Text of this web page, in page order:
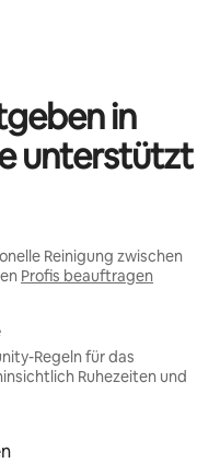
in
unterstützt
Reinigung zwischen
Profis beauftragen
Regeln für das
Ruhezeiten und